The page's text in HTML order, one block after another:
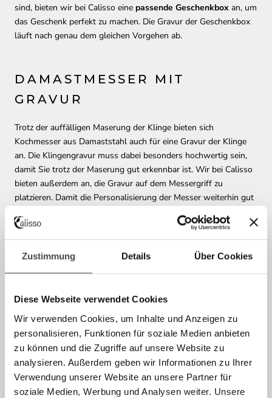
Zustimmung Details Über Cookies
Diese Webseite verwendet Cookies
Wir verwenden Cookies, um Inhalte und Anzeigen zu
personalisieren, Funktionen für soziale Medien anbieten
zu können und die Zugriffe auf unsere Website zu
analysieren. Außerdem geben wir Informationen zu Ihrer
Verwendung unserer Website an unsere Partner für
soziale Medien, Werbung und Analysen weiter. Unsere
sind, bieten wir bei Calisso eine passende Geschenkbox an, um
das Geschenk perfekt zu machen. Die Gravur der Geschenkbox
läuft nach genau dem gleichen Vorgehen ab.
DAMASTMESSER MIT
GRAVUR
Trotz der auffälligen Maserung der Klinge bieten sich
Kochmesser aus Damaststahl auch für eine Gravur der Klinge
an. Die Klingengravur muss dabei besonders hochwertig sein,
damit Sie trotz der Maserung gut erkennbar ist. Wir bei Calisso
bieten außerdem an, die Gravur auf dem Messergriff zu
platzieren. Damit die Personalisierung der Messer weiterhin gut
Grund bieten wir ausschließlich die Gravur von Initialen auf dem
Griff (beispielsweise A.C.) an. Wenn Sie ein Damast Messer mit
Gravur bestellen wollen, sind Sie bei uns also an der richtigen
KÜCHENMESSER MIT GRAVUR ALS
GESCHENK
Wir wissen, dass ein Geschenk erst dann besonders wird, wenn
es ganz persönlich ist. Ein hochwertiges Küchenmesser mit
individualisierter Gravur ist wohl das beste Geschenk, das man
einem (Hobby-) Koch machen kann. So kann man nicht nur
seine besondere Wertschätzung zeigen, sondern schenkt auch